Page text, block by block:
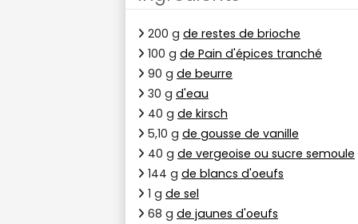
200 g de restes de brioche
100 g de Pain d'épices tranché
90 g de beurre
30 g d'eau
40 g de kirsch
5,10 g de gousse de vanille
40 g de vergeoise ou sucre semoule
144 g de blancs d'oeufs
1 g de sel
68 g de jaunes d'oeufs